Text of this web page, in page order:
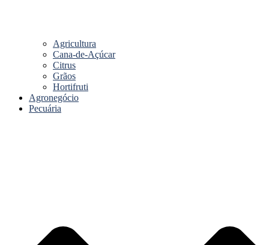
Agricultura
Cana-de-Açúcar
Citrus
Grãos
Hortifruti
Agronegócio
Pecuária